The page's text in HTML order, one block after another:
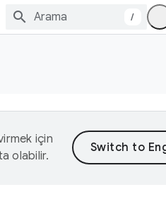
/
için
olabilir.